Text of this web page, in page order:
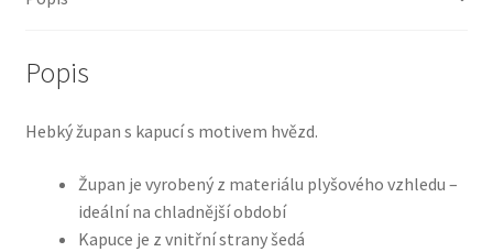
Popis
Hebký župan s kapucí s motivem hvězd.
Župan je vyrobený z materiálu plyšového vzhledu –
ideální na chladnější období
Kapuce je z vnitřní strany šedá